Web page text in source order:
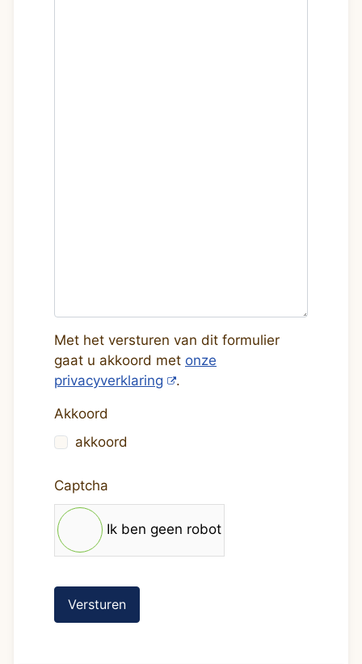
Met het versturen van dit formulier
gaat u akkoord met onze
privacyverklaring
.
Akkoord
akkoord
Captcha
Ik ben geen robot
Versturen